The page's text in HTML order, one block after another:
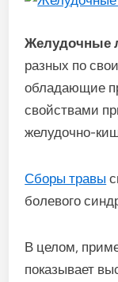
Желудочные
разных по
обладающие
свойствами
желудочно-
Сборы травы
болевого
В целом,
показывает